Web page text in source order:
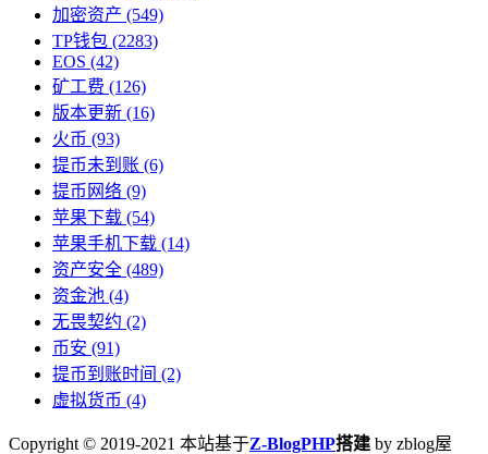
加密资产 (549)
TP钱包 (2283)
EOS (42)
矿工费 (126)
版本更新 (16)
火币 (93)
提币未到账 (6)
提币网络 (9)
苹果下载 (54)
苹果手机下载 (14)
资产安全 (489)
资金池 (4)
无畏契约 (2)
币安 (91)
提币到账时间 (2)
虚拟货币 (4)
Copyright © 2019-2021 本站基于Z-BlogPHP搭建 by zblog屋